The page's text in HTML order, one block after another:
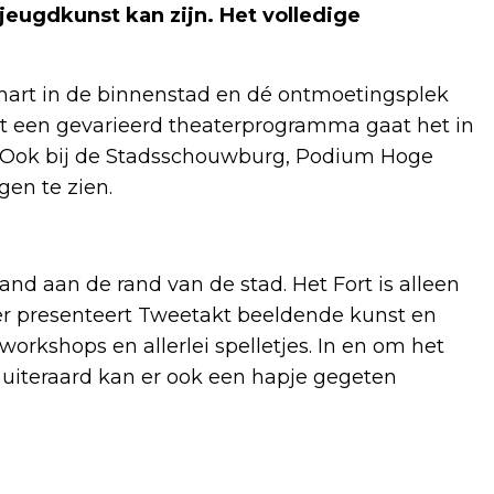
kan zijn. Het volledige
in de binnenstad en dé ontmoetingsplek
een gevarieerd theaterprogramma gaat het in
bij de Stadsschouwburg, Podium Hoge
te zien.
aan de rand van de stad. Het Fort is alleen
presenteert Tweetakt beeldende kunst en
en allerlei spelletjes. In en om het
kan er ook een hapje gegeten